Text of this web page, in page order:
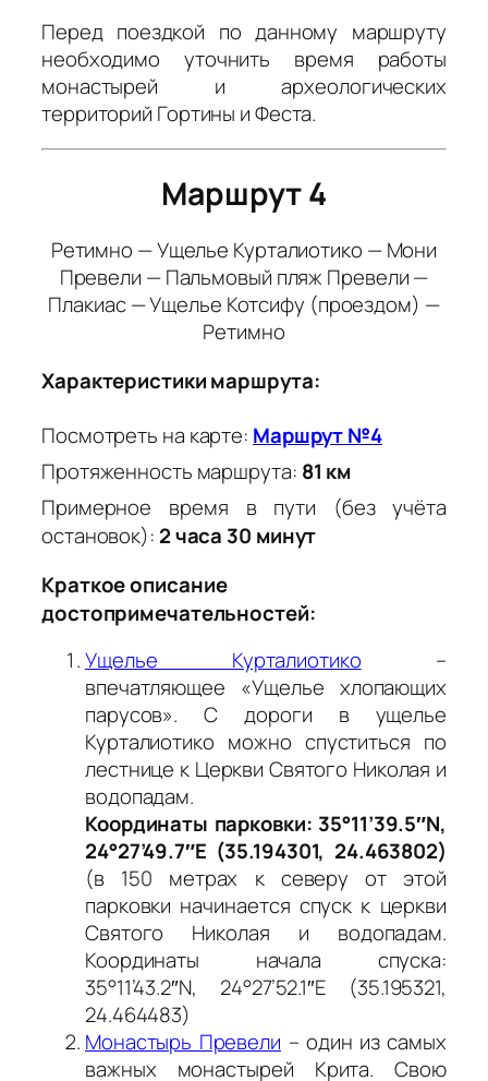
Перед поездкой по данному маршруту
необходимо уточнить время работы
монастырей и археологических
территорий Гортины и Феста.
Маршрут 4
Ретимно — Ущелье Курталиотико — Мони
Превели — Пальмовый пляж Превели —
Плакиас — Ущелье Котсифу (проездом) —
Ретимно
Характеристики маршрута:
Посмотреть на карте: Маршрут №4
Протяженность маршрута: 81 км
Примерное время в пути (без учёта
остановок): 2 часа 30 минут
Краткое описание
достопримечательностей:
Ущелье Курталиотико –
впечатляющее «Ущелье хлопающих
парусов». С дороги в ущелье
Курталиотико можно спуститься по
лестнице к Церкви Святого Николая и
водопадам.
Координаты парковки: 35°11’39.5″N,
24°27’49.7″E (35.194301, 24.463802)
(в 150 метрах к северу от этой
парковки начинается спуск к церкви
Святого Николая и водопадам.
Координаты начала спуска:
35°11’43.2″N, 24°27’52.1″E (35.195321,
24.464483)
Монастырь Превели – один из самых
важных монастырей Крита. Свою